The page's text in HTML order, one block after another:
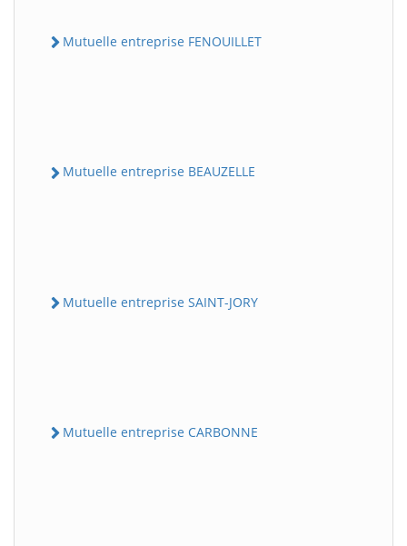
Mutuelle entreprise FENOUILLET
Mutuelle entreprise BEAUZELLE
Mutuelle entreprise SAINT-JORY
Mutuelle entreprise CARBONNE